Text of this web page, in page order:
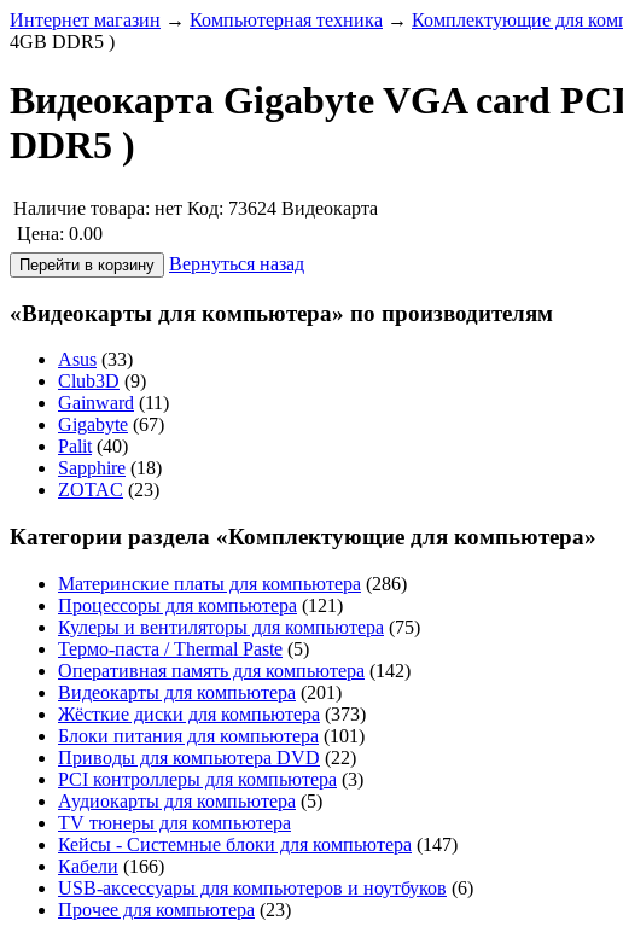
Интернет магазин → Компьютерная техника → Комплектующие для
4GB DDR5 )
Видеокарта Gigabyte VGA card
DDR5 )
Наличие товара: нет Код: 73624 Видеокарта
Цена: 0.00
Вернуться назад
«Видеокарты для компьютера» по производителям
Asus (33)
Club3D (9)
Gainward (11)
Gigabyte (67)
Palit (40)
Sapphire (18)
ZOTAC (23)
Категории раздела «Комплектующие для компьютера»
Материнские платы для компьютера (286)
Процессоры для компьютера (121)
Кулеры и вентиляторы для компьютера (75)
Термо-паста / Thermal Paste (5)
Оперативная память для компьютера (142)
Видеокарты для компьютера (201)
Жёсткие диски для компьютера (373)
Блоки питания для компьютера (101)
Приводы для компьютера DVD (22)
PCI контроллеры для компьютера (3)
Аудиокарты для компьютера (5)
TV тюнеры для компьютера
Кейсы - Системные блоки для компьютера (147)
Кабели (166)
USB-аксессуары для компьютеров и ноутбуков (6)
Прочее для компьютера (23)